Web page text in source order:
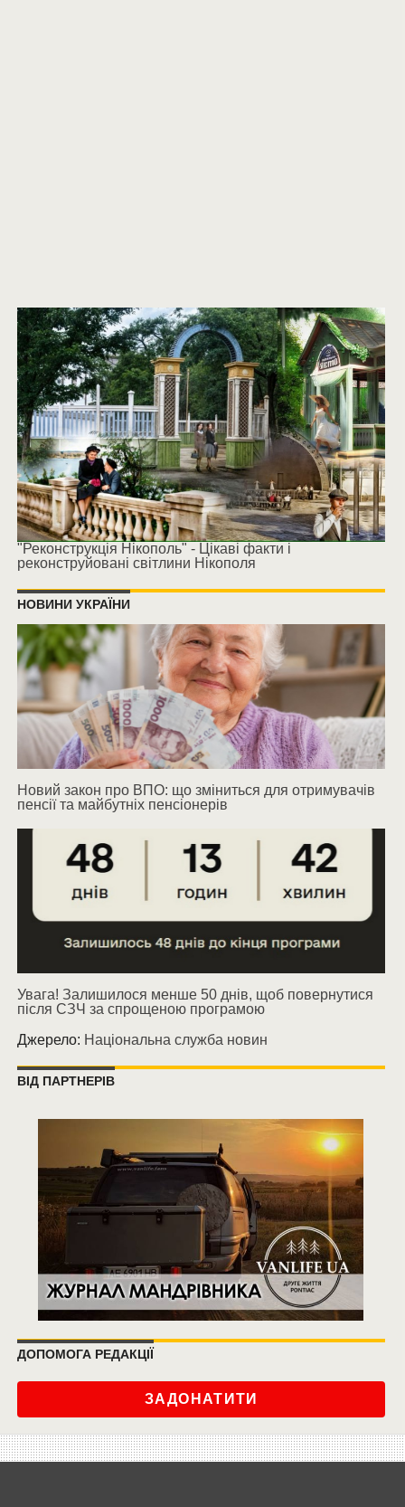
"Реконструкція Нікополь" - Цікаві факти і
реконструйовані світлини Нікополя
НОВИНИ УКРАЇНИ
Новий закон про ВПО: що зміниться для отримувачів
пенсії та майбутніх пенсіонерів
Увага! Залишилося менше 50 днів, щоб повернутися
після СЗЧ за спрощеною програмою
Джерело: Національна служба новин
ВІД ПАРТНЕРІВ
ДОПОМОГА РЕДАКЦІЇ
ЗАДОНАТИТИ